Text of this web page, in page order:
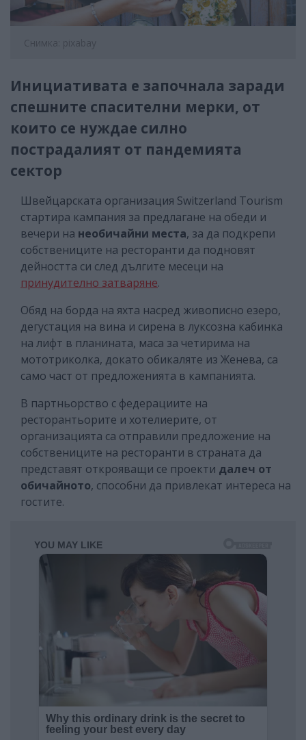
Снимка: pixabay
Инициативата е започнала заради
спешните спасителни мерки, от
които се нуждае силно
пострадалият от пандемията
сектор
Швейцарската организация Switzerland Tourism
стартира кампания за предлагане на обеди и
вечери на необичайни места, за да подкрепи
собствениците на ресторанти да подновят
дейността си след дългите месеци на
принудително затваряне.
Обяд на борда на яхта насред живописно езеро,
дегустация на вина и сирена в луксозна кабинка
на лифт в планината, маса за четирима на
мототриколка, докато обикаляте из Женева, са
само част от предложенията в кампанията.
В партньорство с федерациите на
ресторантьорите и хотелиерите, от
организацията са отправили предложение на
собствениците на ресторанти в страната да
представят открояващи се проекти далеч от
обичайното, способни да привлекат интереса на
гостите.